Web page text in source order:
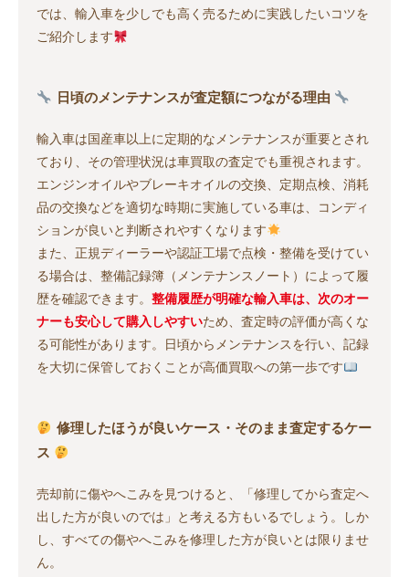
では、輸入車を少しでも高く売るために実践したいコツを
ご紹介します
日頃のメンテナンスが査定額につながる理由
輸入車は国産車以上に定期的なメンテナンスが重要とされ
ており、その管理状況は車買取の査定でも重視されます。
エンジンオイルやブレーキオイルの交換、定期点検、消耗
品の交換などを適切な時期に実施している車は、コンディ
ションが良いと判断されやすくなります
また、正規ディーラーや認証工場で点検・整備を受けてい
る場合は、整備記録簿（メンテナンスノート）によって履
歴を確認できます。 整備履歴が明確な輸入車は、次のオー
ナーも安心して購入しやすいため、査定時の評価が高くな
る可能性があります。日頃からメンテナンスを行い、記録
を大切に保管しておくことが高価買取への第一歩です
修理したほうが良いケース・そのまま査定するケー
ス
売却前に傷やへこみを見つけると、「修理してから査定へ
出した方が良いのでは」と考える方もいるでしょう。しか
し、すべての傷やへこみを修理した方が良いとは限りませ
ん。